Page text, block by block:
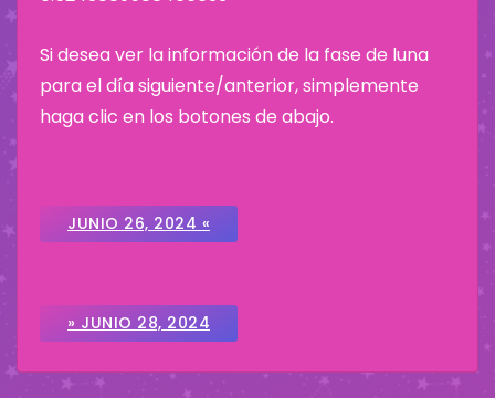
Si desea ver la información de la fase de luna
para el día siguiente/anterior, simplemente
haga clic en los botones de abajo.
JUNIO 26, 2024 «
» JUNIO 28, 2024